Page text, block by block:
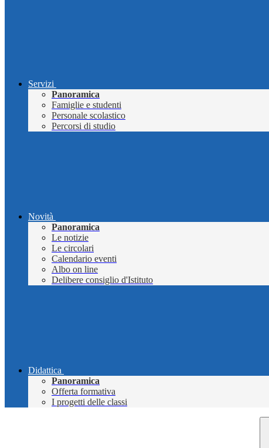
Servizi
Panoramica
Famiglie e studenti
Personale scolastico
Percorsi di studio
Novità
Panoramica
Le notizie
Le circolari
Calendario eventi
Albo on line
Delibere consiglio d'Istituto
Didattica
Panoramica
Offerta formativa
I progetti delle classi